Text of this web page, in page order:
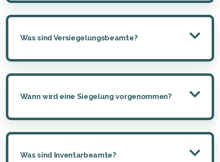
Was sind Versiegelungsbeamte?
Wann wird eine Siegelung vorgenommen?
Was sind Inventarbeamte?